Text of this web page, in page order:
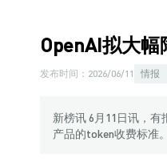
OpenAI拟大
发布时间： 2026/06/11 情报
新榜讯 6月11日讯，
产品的token收费标准。